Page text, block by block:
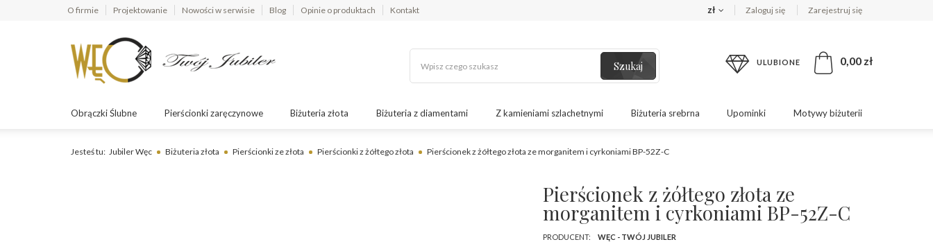
O firmie Projektowanie Nowości w serwisie Blog Opinie o produktach Kontakt zł Zaloguj się Zarejestruj się
Szukaj ULUBIONE 0,00 zł
Obrączki Ślubne Pierścionki zaręczynowe Biżuteria złota Biżuteria z diamentami Z kamieniami szlachetnymi Biżuteria srebrna Upominki Motywy biżuterii
Jesteś tu: Jubiler Węc Biżuteria złota Pierścionki ze złota Pierścionki z żółtego złota Pierścionek z żółtego złota ze morganitem i cyrkoniami BP-52Z-C
Pierścionek z żółtego złota ze
morganitem i cyrkoniami BP-52Z-C
PRODUCENT:
WĘC - TWÓJ JUBILER